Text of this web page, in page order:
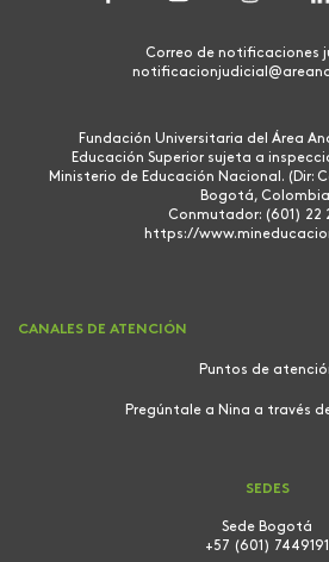
Correo de notificaciones
Fundación Universitaria del Área
Educación Superior sujeta a
Ministerio de Educación Nacional. (Dir:
Bogotá,
Conmutador: (601) 22
https://
CANALES DE ATENCIÓN
Puntos de
Pregúntale a Nina a través
SEDES
Sede Bogotá
+57 (601) 7449191